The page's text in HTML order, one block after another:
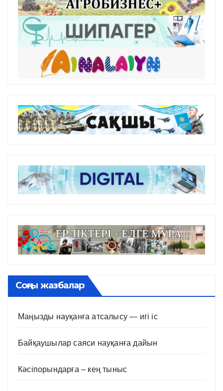
Соңғы жазбалар
Маңызды науқанға атсалысу — игі іс
Байқаушылар саяси науқанға дайын
Кәсіпорындарға – кең тыныс